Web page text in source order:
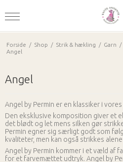
Forside / Shop / Strik & hækling / Garn /
Angel
Angel
Angel by Permin er en klassiker i
Den eksklusive komposition giver et
det blødt og let mens silken gør
Permin egner sig særligt godt som
kvaliteter, men kan også strikkes
Angel by Permin kommer i et væld af
for et farvemættet udtryk. Angel by